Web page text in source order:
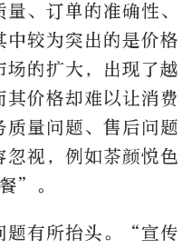
、订单的准确性、
中较为突出的是价格
场的扩大，出现了越
价格却难以让消费
质量问题、售后问题
忽视，例如茶颜悦色
”。
题有所抬头。“宣传